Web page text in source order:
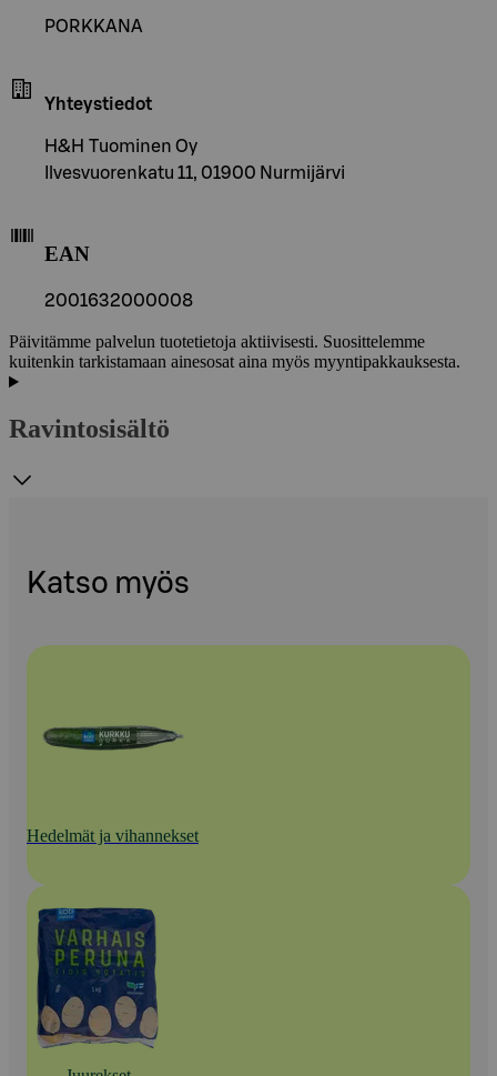
PORKKANA
Yhteystiedot
H&H Tuominen Oy
Ilvesvuorenkatu 11, 01900 Nurmijärvi
EAN
2001632000008
Päivitämme palvelun tuotetietoja aktiivisesti. Suosittelemme
kuitenkin tarkistamaan ainesosat aina myös myyntipakkauksesta.
Ravintosisältö
Katso myös
Hedelmät ja vihannekset